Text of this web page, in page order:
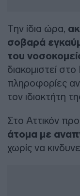
Την ίδια ώρα,
σοβαρά
του
διακομιστεί
πληροφορίες
τον ιδιοκτήτη
Στο Αττικόν
άτομα με
χωρίς να